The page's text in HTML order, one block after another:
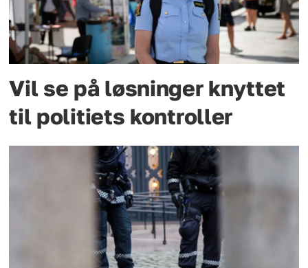
Vil se på løsninger knyttet
til politiets kontroller